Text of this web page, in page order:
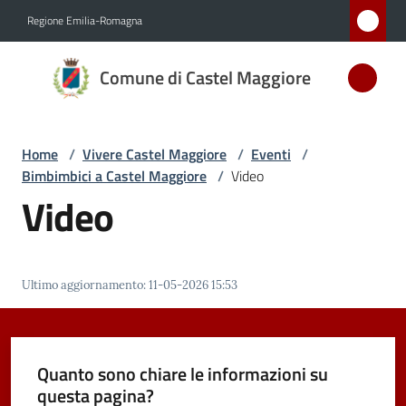
Regione Emilia-Romagna
Comune di Castel Maggiore
Comune
di Castel
D'ARGENTO
AL MERITO
CIVILE
Amministrazione
Novità
Servizi
Home / Vivere Castel Maggiore / Eventi /
Bimbimbici a Castel Maggiore / Video
Video
Ultimo aggiornamento:11-05-2026 15:53
Quanto sono chiare le informazioni su
questa pagina?